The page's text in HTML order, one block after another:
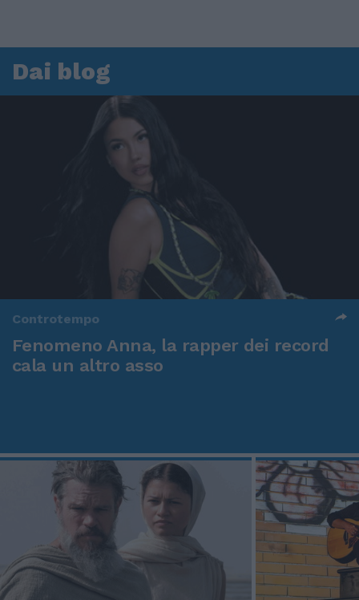
Dai blog
Controtempo
Fenomeno Anna, la rapper dei record
cala un altro asso